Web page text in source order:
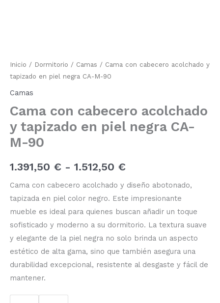
Inicio / Dormitorio / Camas / Cama con cabecero acolchado y
tapizado en piel negra CA-M-90
Camas
Cama con cabecero acolchado
y tapizado en piel negra CA-
M-90
1.391,50 € - 1.512,50 €
1.512,50 €
Cama con cabecero acolchado y diseño abotonado,
tapizada en piel color negro. Este impresionante
mueble es ideal para quienes buscan añadir un toque
sofisticado y moderno a su dormitorio. La textura suave
y elegante de la piel negra no solo brinda un aspecto
estético de alta gama, sino que también asegura una
durabilidad excepcional, resistente al desgaste y fácil de
mantener.
cantidad